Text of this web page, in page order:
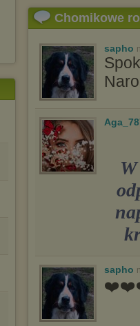
Chomikowe
sapho
sapho